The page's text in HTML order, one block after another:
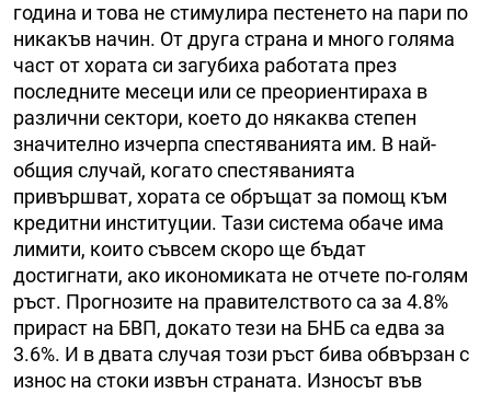
година и това не стимулира пестенето на пари по
никакъв начин. От друга страна и много голяма
част от хората си загубиха работата през
последните месеци или се преориентираха в
различни сектори, което до някаква степен
значително изчерпа спестяванията им. В най-
общия случай, когато спестяванията
привършват, хората се обръщат за помощ към
кредитни институции. Тази система обаче има
лимити, които съвсем скоро ще бъдат
достигнати, ако икономиката не отчете по-голям
ръст. Прогнозите на правителството са за 4.8%
прираст на БВП, докато тези на БНБ са едва за
3.6%. И в двата случая този ръст бива обвързан с
износ на стоки извън страната. Износът във